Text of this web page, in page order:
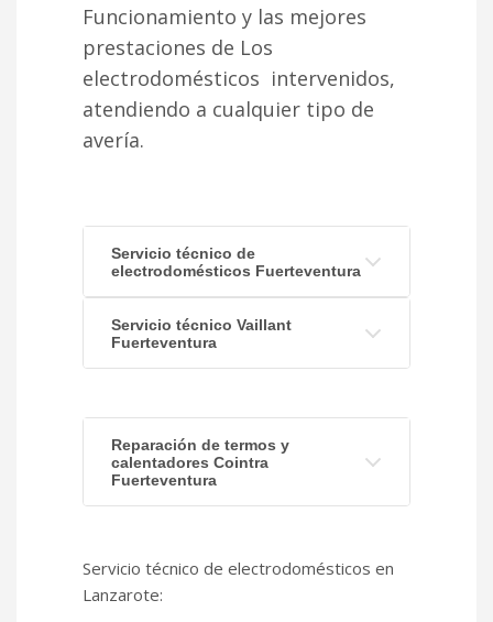
Funcionamiento y las mejores
prestaciones de Los
electrodomésticos intervenidos,
atendiendo a cualquier tipo de
avería.
Servicio técnico de
electrodomésticos Fuerteventura
Servicio técnico Vaillant
Fuerteventura
Reparación de termos y
calentadores Cointra
Fuerteventura
Servicio técnico de electrodomésticos en
Lanzarote: